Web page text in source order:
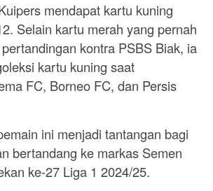
mendapat kartu kuning
Selain kartu merah yang pernah
kontra PSBS Biak, ia
kartu kuning saat
FC, Borneo FC, dan Persis
ini menjadi tantangan bagi
bertandang ke markas Semen
ke-27 Liga 1 2024/25.